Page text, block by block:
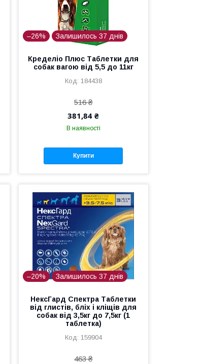
–26% Залишилось 37 днів
Кределіо Плюс Таблетки для
собак вагою від 5,5 до 11кг
184438
516 ₴
381,84 ₴
В наявності
Купити
–20% Залишилось 37 днів
НексГард Спектра Таблетки
від глистів, бліх і кліщів для
собак від 3,5кг до 7,5кг (1
таблетка)
159904
463 ₴